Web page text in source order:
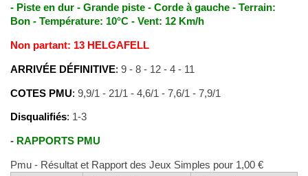
- Piste en dur - Grande piste - Corde à gauche - Terrain:
Bon - Température: 10°C - Vent: 12 Km/h
Non partant: 13 HELGAFELL
ARRIVÉE DÉFINITIVE: 9 - 8 - 12 - 4 - 11
COTES PMU: 9,9/1 - 21/1 - 4,6/1 - 7,6/1 - 7,9/1
Disqualifiés: 1-3
- RAPPORTS PMU
Pmu - Résultat et Rapport des Jeux Simples pour 1,00 €